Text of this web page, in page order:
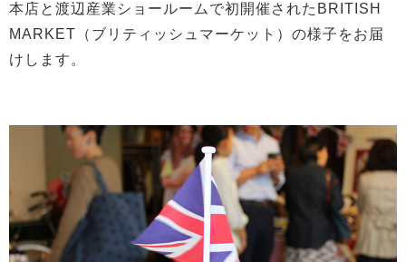
本店と渡辺産業ショールームで初開催されたBRITISH
MARKET（ブリティッシュマーケット）の様子をお届
けします。